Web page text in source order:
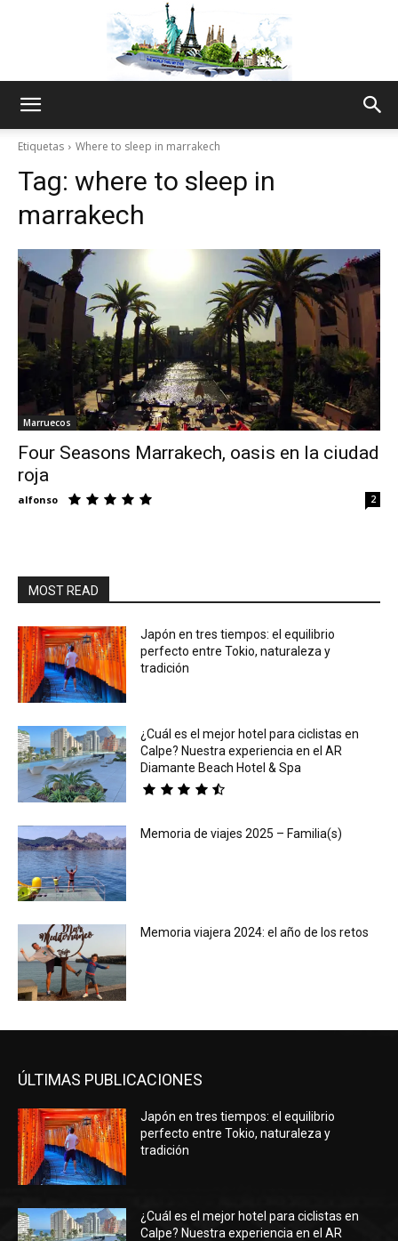
Thru
My
Etiquetas Where to sleep in marrakech
Tag: where to sleep in
marrakech
Marruecos
Four Seasons Marrakech, oasis en la ciudad
roja
alfonso 2
MOST READ
Japón en tres tiempos: el equilibrio
perfecto entre Tokio, naturaleza y
tradición
¿Cuál es el mejor hotel para ciclistas en
Calpe? Nuestra experiencia en el AR
Diamante Beach Hotel & Spa
Memoria de viajes 2025 – Familia(s)
Memoria viajera 2024: el año de los retos
ÚLTIMAS PUBLICACIONES
Japón en tres tiempos: el equilibrio
perfecto entre Tokio, naturaleza y
tradición
¿Cuál es el mejor hotel para ciclistas en
Calpe? Nuestra experiencia en el AR